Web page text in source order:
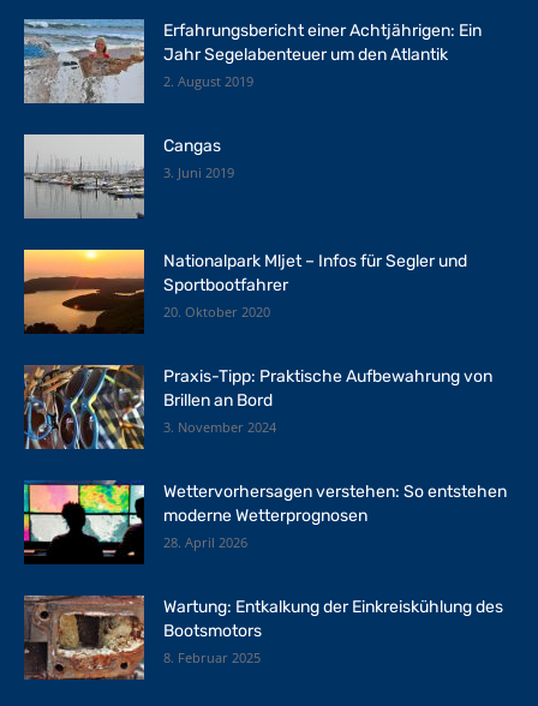
Erfahrungsbericht einer Achtjährigen: Ein
Jahr Segelabenteuer um den Atlantik
2. August 2019
Cangas
3. Juni 2019
Nationalpark Mljet – Infos für Segler und
Sportbootfahrer
20. Oktober 2020
Praxis-Tipp: Praktische Aufbewahrung von
Brillen an Bord
3. November 2024
Wettervorhersagen verstehen: So entstehen
moderne Wetterprognosen
28. April 2026
Wartung: Entkalkung der Einkreiskühlung des
Bootsmotors
8. Februar 2025